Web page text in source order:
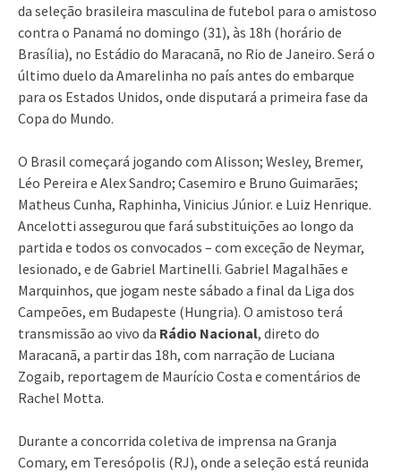
da seleção brasileira masculina de futebol para o amistoso
contra o Panamá no domingo (31), às 18h (horário de
Brasília), no Estádio do Maracanã, no Rio de Janeiro. Será o
último duelo da Amarelinha no país antes do embarque
para os Estados Unidos, onde disputará a primeira fase da
Copa do Mundo.
O Brasil começará jogando com Alisson; Wesley, Bremer,
Léo Pereira e Alex Sandro; Casemiro e Bruno Guimarães;
Matheus Cunha, Raphinha, Vinicius Júnior. e Luiz Henrique.
Ancelotti assegurou que fará substituições ao longo da
partida e todos os convocados – com exceção de Neymar,
lesionado, e de Gabriel Martinelli. Gabriel Magalhães e
Marquinhos, que jogam neste sábado a final da Liga dos
Campeões, em Budapeste (Hungria). O amistoso terá
transmissão ao vivo da Rádio Nacional, direto do
Maracanã, a partir das 18h, com narração de Luciana
Zogaib, reportagem de Maurício Costa e comentários de
Rachel Motta.
Durante a concorrida coletiva de imprensa na Granja
Comary, em Teresópolis (RJ), onde a seleção está reunida